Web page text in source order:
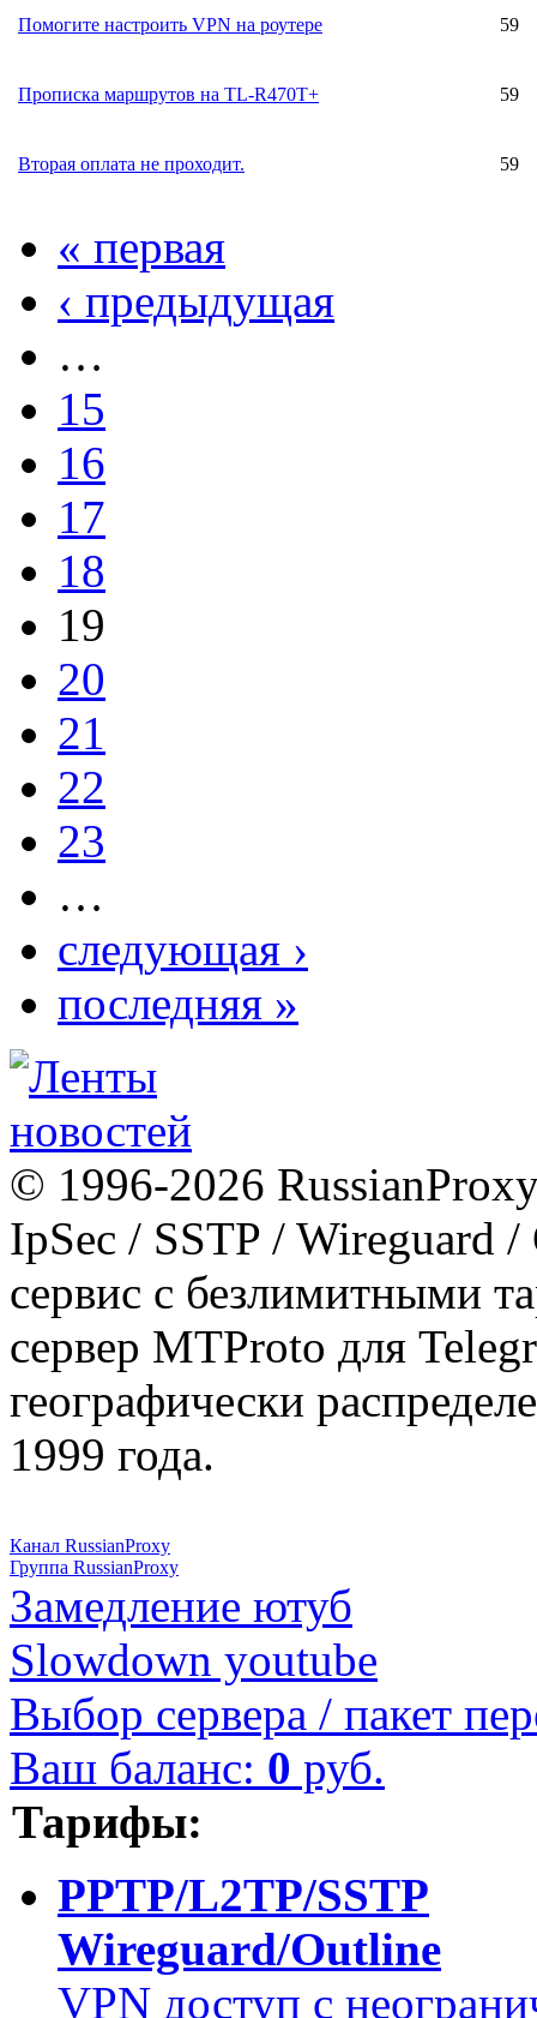
Помогите настроить VPN на роутере 59
Прописка маршрутов на TL-R470T+ 59
Вторая оплата не проходит. 59
« первая
‹ предыдущая
…
15
16
17
18
19
20
21
22
23
…
следующая ›
последняя »
© 1996-2026
IpSec / SSTP / Wireguard
сервис с безлимитными
сервер MTProto для
географически
1999 года.
Канал RussianProxy
Группа RussianProxy
Замедление ютуб
Slowdown youtube
Выбор сервера / пакет
Ваш баланс: 0 руб.
Тарифы:
PPTP/L2TP/SSTP
Wireguard/Outline
VPN доступ с